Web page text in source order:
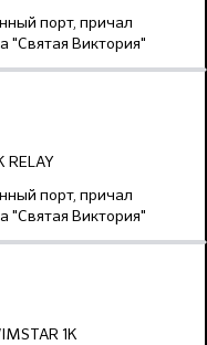
порт, причал
"Святая Виктория"
RELAY
порт, причал
"Святая Виктория"
1K